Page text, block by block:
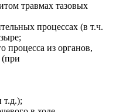
травмах тазовых
процессах (в т.ч.
процесса из органов,
(при
т.д.);